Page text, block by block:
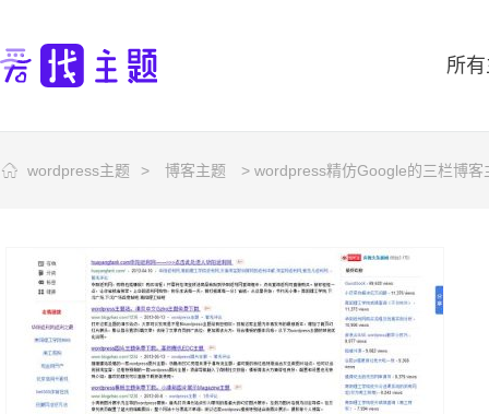
所
wordpress主题 > 博客主题 > wordpress精仿Google的三栏博客